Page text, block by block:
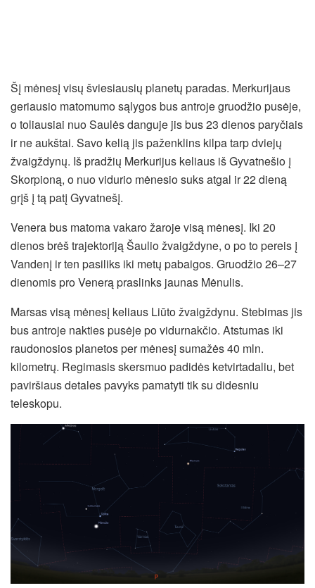
Šį mėnesį visų šviesiausių planetų paradas. Merkurijaus
geriausio matomumo sąlygos bus antroje gruodžio pusėje,
o toliausiai nuo Saulės danguje jis bus 23 dienos paryčiais
ir ne aukštai. Savo kelią jis paženklins kilpa tarp dviejų
žvaigždynų. Iš pradžių Merkurijus keliaus iš Gyvatnešio į
Skorpioną, o nuo vidurio mėnesio suks atgal ir 22 dieną
grįš į tą patį Gyvatnešį.
Venera bus matoma vakaro žaroje visą mėnesį. Iki 20
dienos brėš trajektoriją Šaulio žvaigždyne, o po to pereis į
Vandenį ir ten pasiliks iki metų pabaigos. Gruodžio 26–27
dienomis pro Venerą praslinks jaunas Mėnulis.
Marsas visą mėnesį keliaus Liūto žvaigždynu. Stebimas jis
bus antroje nakties pusėje po vidurnakčio. Atstumas iki
raudonosios planetos per mėnesį sumažės 40 mln.
kilometrų. Regimasis skersmuo padidės ketvirtadaliu, bet
paviršiaus detales pavyks pamatyti tik su didesniu
teleskopu.